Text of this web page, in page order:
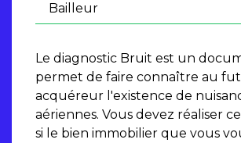
Bailleur
Le diagnostic Bruit est un
permet de faire connaître au
acquéreur l'existence de
aériennes. Vous devez réaliser
si le bien immobilier que vous